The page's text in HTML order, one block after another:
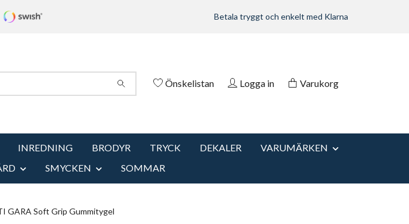
Betala tryggt och enkelt med Klarna
Önskelistan Logga in Varukorg
INREDNING BRODYR TRYCK DEKALER
VARUMÄRKEN
SMYCKEN SOMMAR
GARA Soft Grip Gummitygel